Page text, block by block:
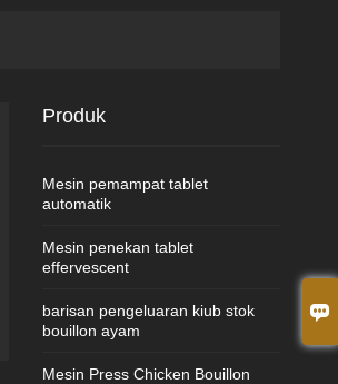

Produk
Mesin pemampat tablet
automatik
Mesin penekan tablet
effervescent
barisan pengeluaran kiub stok
bouillon ayam
Mesin Press Chicken Bouillon